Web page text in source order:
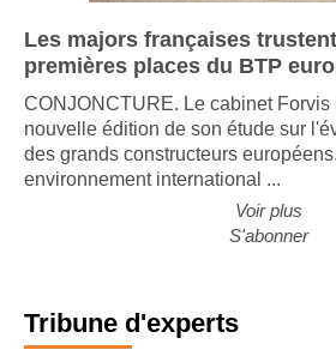
Les majors françaises
premières places du BTP
CONJONCTURE. Le cabinet Forvis
nouvelle édition de son étude sur
des grands constructeurs
environnement international ...
Voir plus
S'abonner
Tribune d'experts